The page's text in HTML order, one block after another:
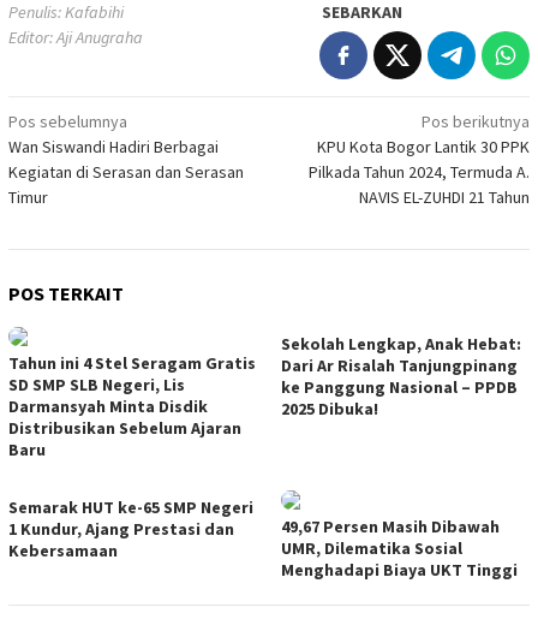
Penulis: Kafabihi
Editor: Aji Anugraha
SEBARKAN
Navigasi
pos
Pos sebelumnya
Wan Siswandi Hadiri Berbagai
Kegiatan di Serasan dan Serasan
Timur
Pos berikutnya
KPU Kota Bogor Lantik 30 PPK
Pilkada Tahun 2024, Termuda A.
NAVIS EL-ZUHDI 21 Tahun
POS TERKAIT
Tahun ini 4 Stel Seragam Gratis
SD SMP SLB Negeri, Lis
Darmansyah Minta Disdik
Distribusikan Sebelum Ajaran
Baru
Sekolah Lengkap, Anak Hebat:
Dari Ar Risalah Tanjungpinang
ke Panggung Nasional – PPDB
2025 Dibuka!
Semarak HUT ke-65 SMP Negeri
1 Kundur, Ajang Prestasi dan
Kebersamaan
49,67 Persen Masih Dibawah
UMR, Dilematika Sosial
Menghadapi Biaya UKT Tinggi